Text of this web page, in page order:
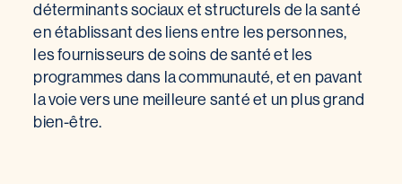
déterminants sociaux et structurels de la santé
en établissant des liens entre les personnes,
les fournisseurs de soins de santé et les
programmes dans la communauté, et en pavant
la voie vers une meilleure santé et un plus grand
bien-être.